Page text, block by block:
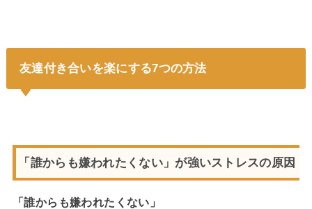
友達付き合いを楽にする7つの方法
「誰からも嫌われたくない」が強いストレスの原因
「誰からも嫌われたくない」